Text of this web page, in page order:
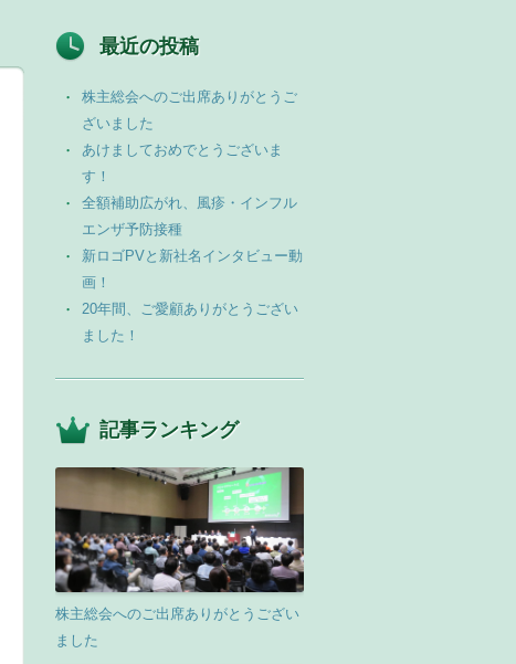
最近の投稿
株主総会へのご出席ありがとうご
ざいました
あけましておめでとうございま
す！
全額補助広がれ、風疹・インフル
エンザ予防接種
新ロゴPVと新社名インタビュー動
画！
20年間、ご愛顧ありがとうござい
ました！
記事ランキング
株主総会へのご出席ありがとうござい
ました